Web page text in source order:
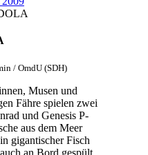
/ OmdU (SDH)
Musen und
Fähre spielen zwei
und Genesis P-
aus dem Meer
gigantischer Fisch